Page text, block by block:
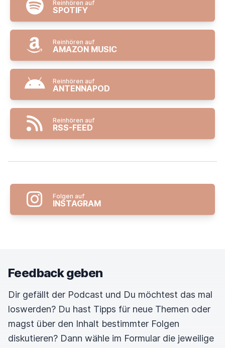
Reinhören auf
SPOTIFY
Reinhören auf
AMAZON MUSIC
Reinhören auf
ANTENNAPOD
Reinhören auf
RSS-FEED
Folgen auf
INSTAGRAM
Feedback geben
Dir gefällt der Podcast und Du möchtest das mal
loswerden? Du hast Tipps für neue Themen oder
magst über den Inhalt bestimmter Folgen
diskutieren? Dann wähle im Formular die jeweilige